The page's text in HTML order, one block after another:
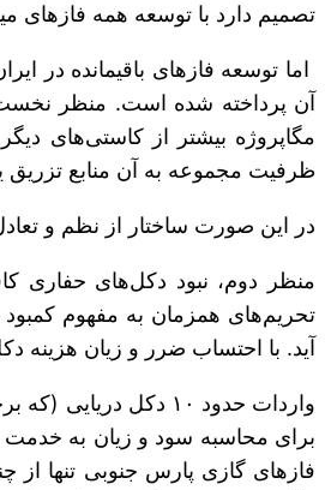
تصمیم دارد با توسعه همه فازهای میدان خود، به زودی برداشت را تا
اما توسعه فازهای باقیمانده در
آن پرداخته شده است. منظر
مگاپروژه بیشتر از کاستی‌های
ظرفیت مجموعه به آن منابع تزریق
در این صورت ساختار از نظم و تعادل خارج شده و
تحریم‌های همزمان به مفهوم
آید. با احتساب ضرر و زیان
واردات حدود ١٠
برای محاسبه سود و زیان به خدمت
فازهای گازی پارس جنوبی تنها